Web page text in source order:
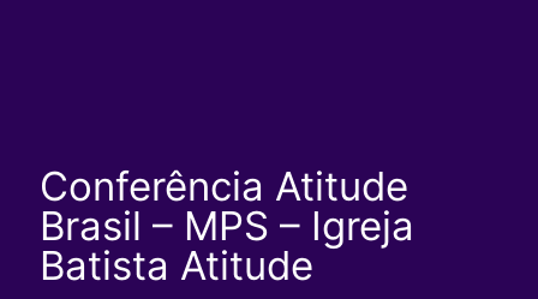
Conferência Atitude
Brasil – MPS – Igreja
Batista Atitude